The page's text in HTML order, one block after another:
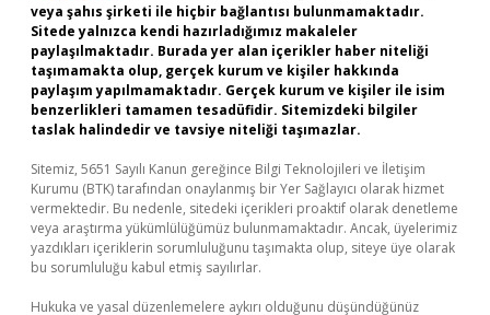
veya şahıs şirketi ile hiçbir bağlantısı bulunmamaktadır.
Sitede yalnızca kendi hazırladığımız makaleler
paylaşılmaktadır. Burada yer alan içerikler haber niteliği
taşımamakta olup, gerçek kurum ve kişiler hakkında
paylaşım yapılmamaktadır. Gerçek kurum ve kişiler ile isim
benzerlikleri tamamen tesadüfidir. Sitemizdeki bilgiler
taslak halindedir ve tavsiye niteliği taşımazlar.
Sitemiz, 5651 Sayılı Kanun gereğince Bilgi Teknolojileri ve İletişim
Kurumu (BTK) tarafından onaylanmış bir Yer Sağlayıcı olarak hizmet
vermektedir. Bu nedenle, sitedeki içerikleri proaktif olarak denetleme
veya araştırma yükümlülüğümüz bulunmamaktadır. Ancak, üyelerimiz
yazdıkları içeriklerin sorumluluğunu taşımakta olup, siteye üye olarak
bu sorumluluğu kabul etmiş sayılırlar.
Hukuka ve yasal düzenlemelere aykırı olduğunu düşündüğünüz